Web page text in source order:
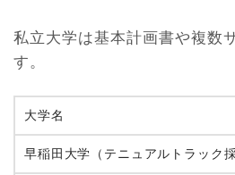
私立大学は基本計画書や複数
す。
大学名
早稲田大学（テニュアルトラック採